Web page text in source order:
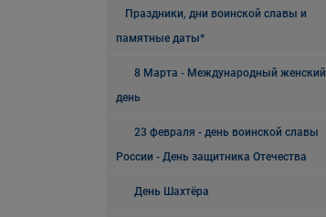
Праздники, дни воинской славы и
памятные даты*
8 Марта - Международный женский
день
23 февраля - день воинской славы
России - День защитника Отечества
День Шахтёра